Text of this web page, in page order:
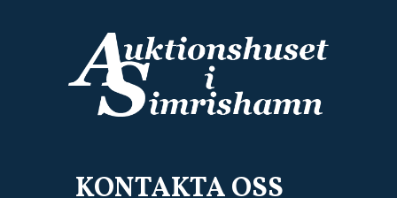
KONTAKTA OSS